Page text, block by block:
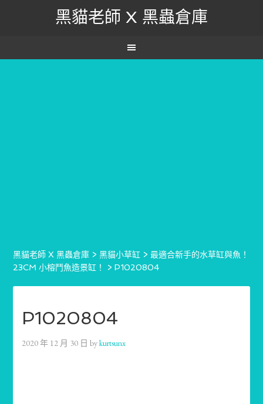
黑貓老師 X 黑蟲倉庫
黑貓老師 X 黑蟲倉庫 >黑貓小草缸 >最適合新手的水草缸與魚！
23CM 小榕鬥魚造景缸！
>P1020804
P1020804
2020 年 12 月 30 日 bykurtsunx